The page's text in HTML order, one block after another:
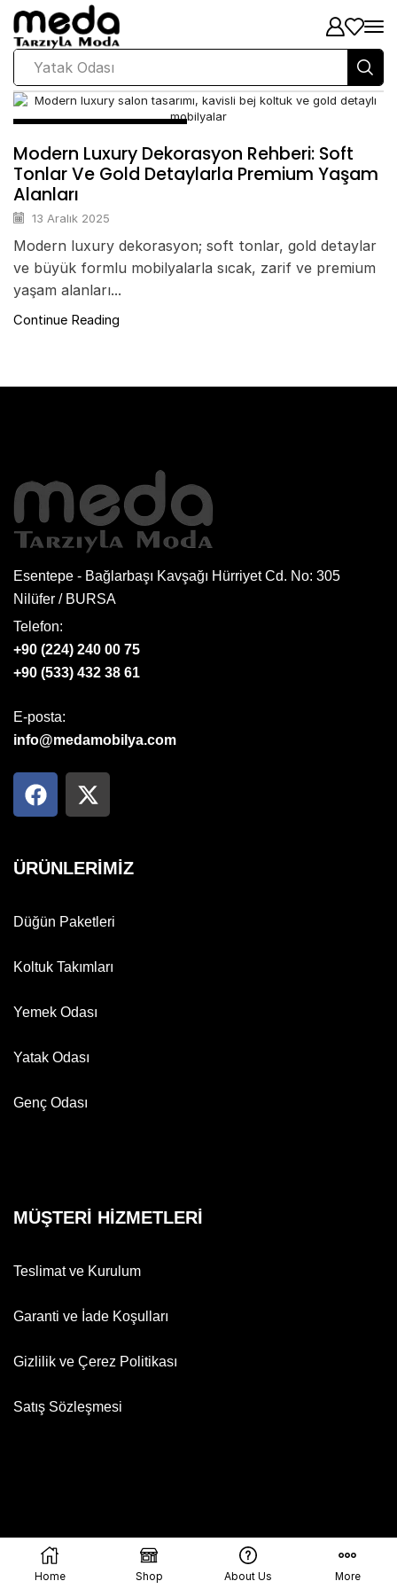
Yatak Odası
Modern Luxury Dekorasyon Rehberi: Soft
Tonlar Ve Gold Detaylarla Premium Yaşam
Alanları
13 Aralık 2025
Modern luxury dekorasyon; soft tonlar, gold detaylar
ve büyük formlu mobilyalarla sıcak, zarif ve premium
yaşam alanları...
Continue Reading
Home Shop About Us More
Esentepe - Bağlarbaşı Kavşağı Hürriyet Cd. No: 305
Nilüfer / BURSA
Telefon:
+90 (224) 240 00 75
+90 (533) 432 38 61
E-posta:
info@medamobilya.com
ÜRÜNLERİMİZ
Düğün Paketleri
Koltuk Takımları
Yemek Odası
Yatak Odası
Genç Odası
MÜŞTERİ HİZMETLERİ
Teslimat ve Kurulum
Garanti ve İade Koşulları
Gizlilik ve Çerez Politikası
Satış Sözleşmesi
Copyright © 2025 Meda Mobilya – Tüm Hakları Saklıdır